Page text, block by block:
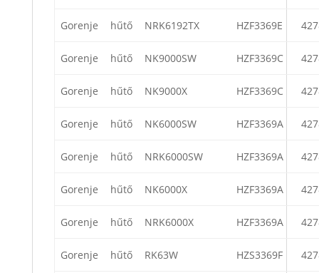
Gorenje hűtő NRK6192TX HZF3369E
Gorenje hűtő NK9000SW HZF3369C
Gorenje hűtő NK9000X HZF3369C
Gorenje hűtő NK6000SW HZF3369A
Gorenje hűtő NRK6000SW HZF3369A
Gorenje hűtő NK6000X HZF3369A
Gorenje hűtő NRK6000X HZF3369A
Gorenje hűtő RK63W HZS3369F